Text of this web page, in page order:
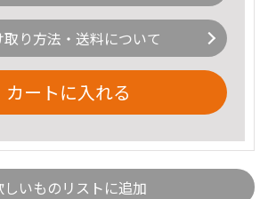
取り方法・送料について
カートに入れる
しいものリストに追加